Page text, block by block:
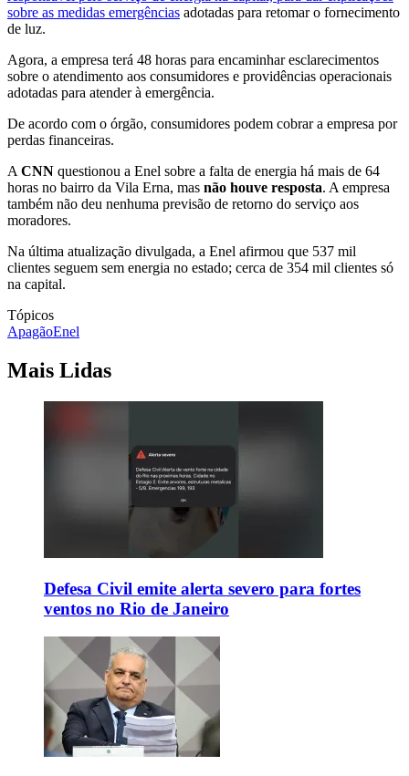
sobre as medidas emergências adotadas para retomar o fornecimento
de luz.
Agora, a empresa terá 48 horas para encaminhar esclarecimentos
sobre o atendimento aos consumidores e providências operacionais
adotadas para atender à emergência.
De acordo com o órgão, consumidores podem cobrar a empresa por
perdas financeiras.
A CNN questionou a Enel sobre a falta de energia há mais de 64
horas no bairro da Vila Erna, mas não houve resposta. A empresa
também não deu nenhuma previsão de retorno do serviço aos
moradores.
Na última atualização divulgada, a Enel afirmou que 537 mil
clientes seguem sem energia no estado; cerca de 354 mil clientes só
na capital.
Tópicos
ApagãoEnel
Mais Lidas
Defesa Civil emite alerta severo para fortes
ventos no Rio de Janeiro